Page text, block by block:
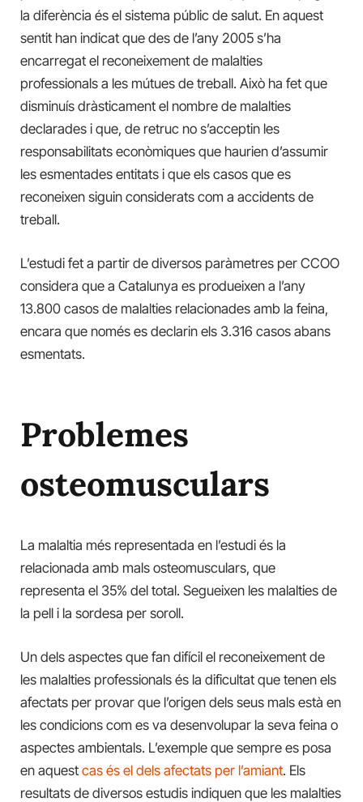
la diferència és el sistema públic de salut. En aquest
sentit han indicat que des de l’any 2005 s’ha
encarregat el reconeixement de malalties
professionals a les mútues de treball. Això ha fet que
disminuís dràsticament el nombre de malalties
declarades i que, de retruc no s’acceptin les
responsabilitats econòmiques que haurien d’assumir
les esmentades entitats i que els casos que es
reconeixen siguin considerats com a accidents de
treball.
L’estudi fet a partir de diversos paràmetres per CCOO
considera que a Catalunya es produeixen a l’any
13.800 casos de malalties relacionades amb la feina,
encara que només es declarin els 3.316 casos abans
esmentats.
Problemes
osteomusculars
La malaltia més representada en l’estudi és la
relacionada amb mals osteomusculars, que
representa el 35% del total. Segueixen les malalties de
la pell i la sordesa per soroll.
Un dels aspectes que fan difícil el reconeixement de
les malalties professionals és la dificultat que tenen els
afectats per provar que l’origen dels seus mals està en
les condicions com es va desenvolupar la seva feina o
aspectes ambientals. L’exemple que sempre es posa
en aquest cas és el dels afectats per l’amiant. Els
resultats de diversos estudis indiquen que les malalties